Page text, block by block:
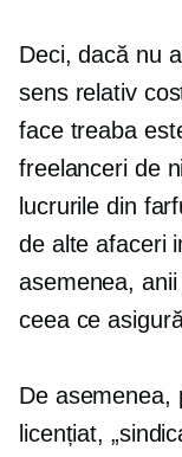
Deci, dacă nu
sens relativ
face treaba
freelanceri de
lucrurile din
de alte afaceri
asemenea,
ceea ce
De asemenea,
licențiat,